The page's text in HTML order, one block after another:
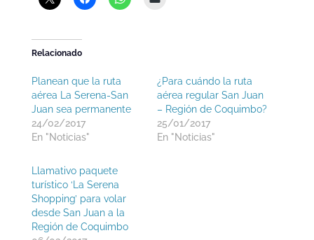
Relacionado
Planean que la ruta
aérea La Serena-San
Juan sea permanente
24/02/2017
En "Noticias"
¿Para cuándo la ruta
aérea regular San Juan
– Región de Coquimbo?
25/01/2017
En "Noticias"
Llamativo paquete
turístico ‘La Serena
Shopping’ para volar
desde San Juan a la
Región de Coquimbo